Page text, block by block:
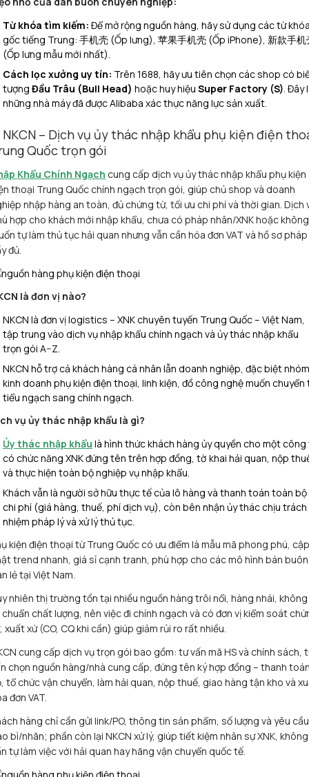
Từ khóa tìm kiếm: Để mở rộng nguồn hàng, hãy sử dụng các từ
gốc tiếng Trung: 手机壳 (Ốp lưng), 苹果手机壳 (Ốp iPhone), 新款手机
(Ốp lưng mẫu mới nhất).
Cách lọc xưởng uy tín: Trên 1688, hãy ưu tiên chọn các shop có
tượng Đầu Trâu (Bull Head) hoặc huy hiệu Super Factory (S). Đây
những nhà máy đã được Alibaba xác thực năng lực sản xuất.
NKCN – Dịch vụ ủy thác nhập khẩu phụ kiện điện
Quốc trọn gói
Khẩu Chính Ngạch cung cấp dịch vụ ủy thác nhập khẩu phụ kiện
thoại Trung Quốc chính ngạch trọn gói, giúp chủ shop và doanh
nhập hàng an toàn, đủ chứng từ, tối ưu chi phí và thời gian. Dịch
hợp cho khách mới nhập khẩu, chưa có pháp nhân/XNK hoặc không
tự làm thủ tục hải quan nhưng vẫn cần hóa đơn VAT và hồ sơ pháp
đủ.​
là đơn vị nào?
NKCN là đơn vị logistics – XNK chuyên tuyến Trung Quốc – Việt Nam,
tập trung vào dịch vụ nhập khẩu chính ngạch và ủy thác nhập khẩu
trọn gói A–Z.​
NKCN hỗ trợ cả khách hàng cá nhân lẫn doanh nghiệp, đặc biệt nhóm
kinh doanh phụ kiện điện thoại, linh kiện, đồ công nghệ muốn chuyển
tiểu ngạch sang chính ngạch.​
vụ ủy thác nhập khẩu là gì?
Ủy thác nhập khẩu là hình thức khách hàng ủy quyền cho một công
có chức năng XNK đứng tên trên hợp đồng, tờ khai hải quan, nộp
và thực hiện toàn bộ nghiệp vụ nhập khẩu.​
Khách vẫn là người sở hữu thực tế của lô hàng và thanh toán toàn bộ
chi phí (giá hàng, thuế, phí dịch vụ), còn bên nhận ủy thác chịu trách
nhiệm pháp lý và xử lý thủ tục.​
kiện điện thoại từ Trung Quốc có ưu điểm là mẫu mã phong phú, cập
trend nhanh, giá sỉ cạnh tranh, phù hợp cho các mô hình bán
lẻ tại Việt Nam.​
nhiên thị trường tồn tại nhiều nguồn hàng trôi nổi, hàng nhái, không
chất lượng, nên việc đi chính ngạch và có đơn vị kiểm soát
xuất xứ (CO, CQ khi cần) giúp giảm rủi ro rất nhiều.​
cung cấp dịch vụ trọn gói bao gồm: tư vấn mã HS và chính sách,
chọn nguồn hàng/nhà cung cấp, đứng tên ký hợp đồng – thanh
tổ chức vận chuyển, làm hải quan, nộp thuế, giao hàng tận kho và
đơn VAT.​
hàng chỉ cần gửi link/PO, thông tin sản phẩm, số lượng và yêu cầu
bì/nhãn; phần còn lại NKCN xử lý, giúp tiết kiệm nhân sự XNK, không
tự làm việc với hải quan hay hãng vận chuyển quốc tế.​